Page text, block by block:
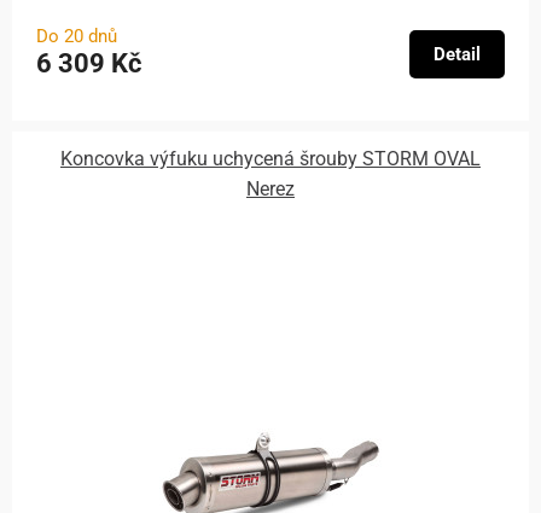
Do 20 dnů
6 309 Kč Detail
Koncovka výfuku uchycená šrouby STORM OVAL
Nerez